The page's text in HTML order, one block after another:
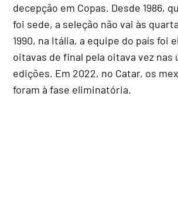
decepção em Copas. Desde 1986,
foi sede, a seleção não vai às
1990, na Itália, a equipe do país foi
oitavas de final pela oitava vez nas
edições. Em 2022, no Catar, os
foram à fase eliminatória.